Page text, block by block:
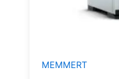
MEMMERT